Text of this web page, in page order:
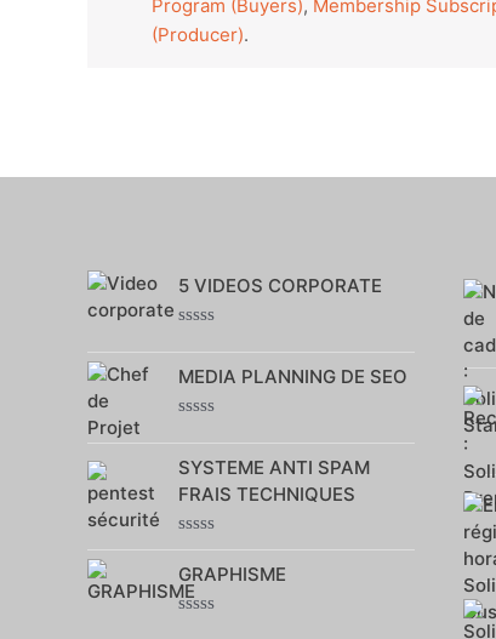
Program (Buyers), Membership
(Producer).
5 VIDEOS CORPORATE
sur
MEDIA PLANNING DE SEO
sur
5
SYSTEME ANTI SPAM
FRAIS TECHNIQUES
0
sur
5
GRAPHISME